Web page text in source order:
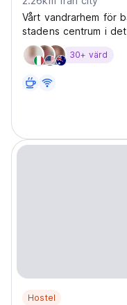
Vårt vandrarhem för
stadens centrum i
som ett av Kölns
att tillhandahålla
30+ värd
Hostel